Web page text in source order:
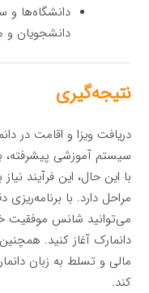
دانشگاه‌ها و
دانشجویان و
نتیجه‌گیری
دریافت ویزا و اقامت در
سیستم آموزشی پیشرفته،
با این حال، این فرآیند
مراحل دارد. با
می‌توانید شانس موفقیت
دانمارک آغاز کنید.
مالی و تسلط به زبان
کند.